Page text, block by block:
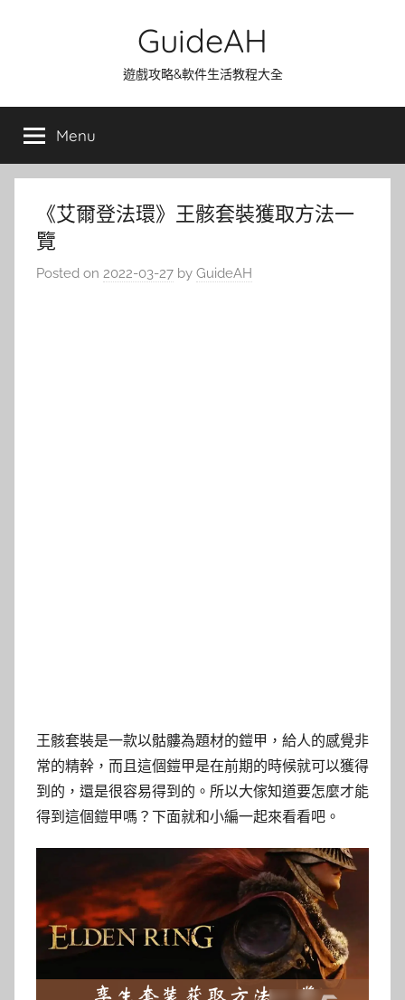
GuideAH
遊戲攻略&軟件生活教程大全
Menu
《艾爾登法環》王骸套裝獲取方法一
覽
Posted on 2022-03-27 by GuideAH
王骸套裝是一款以骷髏為題材的鎧甲，給人的感覺非
常的精幹，而且這個鎧甲是在前期的時候就可以獲得
到的，還是很容易得到的。所以大傢知道要怎麼才能
得到這個鎧甲嗎？下面就和小編一起來看看吧。